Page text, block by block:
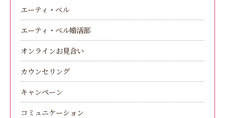
エーティ・ベル
エーティ・ベル婚活部
オンラインお見合い
カウンセリング
キャンペーン
コミュニケーション